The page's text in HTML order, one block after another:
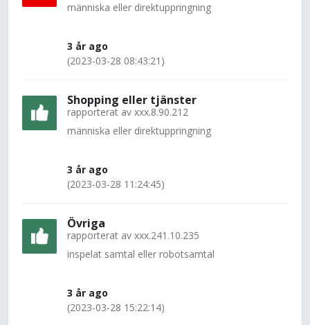
människa eller direktuppringning
3 år ago
(2023-03-28 08:43:21)
Shopping eller tjänster
rapporterat av xxx.8.90.212
människa eller direktuppringning
3 år ago
(2023-03-28 11:24:45)
Övriga
rapporterat av xxx.241.10.235
inspelat samtal eller robotsamtal
3 år ago
(2023-03-28 15:22:14)